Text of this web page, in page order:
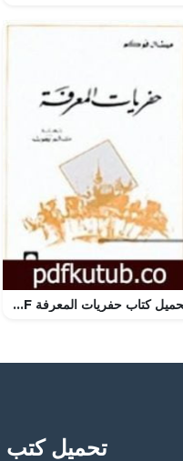
تحميل كتاب حفريات المعرفة PDF تأليف ميشيل فوكو مجانا [كامل]
تحميل كتب PDF مجانا – كتب كو